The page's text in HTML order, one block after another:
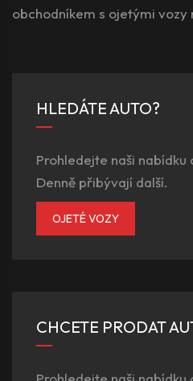
obchodníkem s ojetými vozy
HLEDÁTE AUTO?
Prohledejte naši nabídku
Denně přibývají další.
OJETÉ VOZY
CHCETE PRODAT